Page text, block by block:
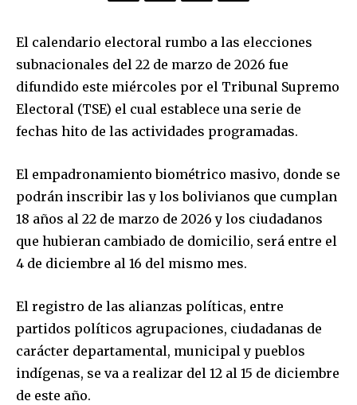
El calendario electoral rumbo a las elecciones
subnacionales del 22 de marzo de 2026 fue
difundido este miércoles por el Tribunal Supremo
Electoral (TSE) el cual establece una serie de
fechas hito de las actividades programadas.
El empadronamiento biométrico masivo, donde se
podrán inscribir las y los bolivianos que cumplan
18 años al 22 de marzo de 2026 y los ciudadanos
que hubieran cambiado de domicilio, será entre el
4 de diciembre al 16 del mismo mes.
El registro de las alianzas políticas, entre
partidos políticos agrupaciones, ciudadanas de
carácter departamental, municipal y pueblos
indígenas, se va a realizar del 12 al 15 de diciembre
de este año.